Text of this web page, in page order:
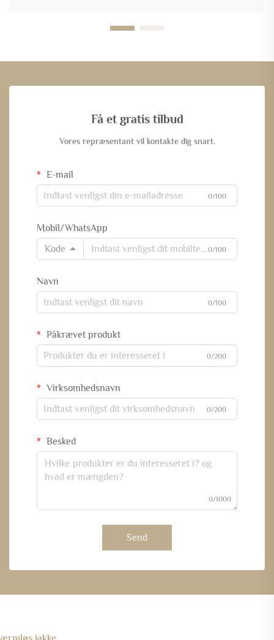
Få et gratis tilbud
Vores repræsentant vil kontakte dig snart.
E-mail
0/100
Mobil/WhatsApp
Kode
0/100
Navn
0/100
Påkrævet produkt
0/200
Virksomhedsnavn
0/200
Besked
0/1000
Send